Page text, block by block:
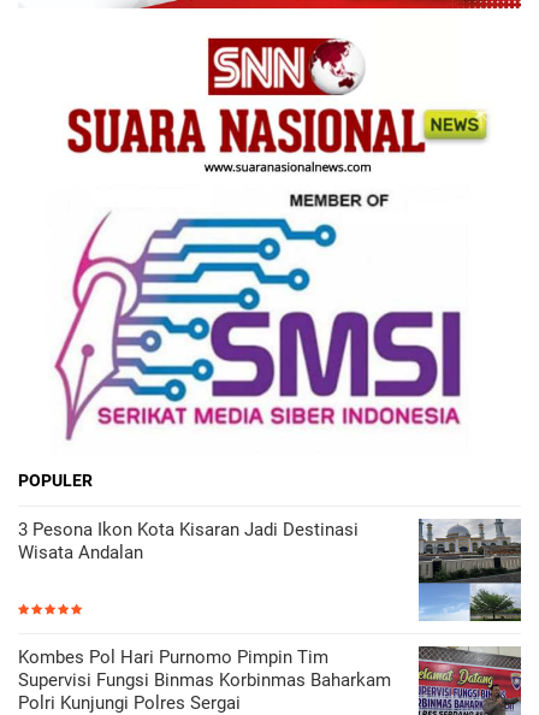
POPULER
3 Pesona Ikon Kota Kisaran Jadi Destinasi
Wisata Andalan
Kombes Pol Hari Purnomo Pimpin Tim
Supervisi Fungsi Binmas Korbinmas Baharkam
Polri Kunjungi Polres Sergai